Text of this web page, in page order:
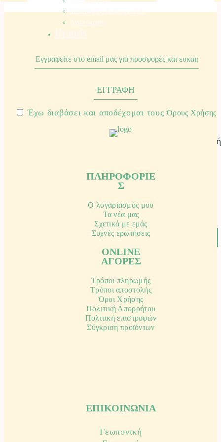
Ανταλλακτική
Έχω διαβάσει και αποδέχομαι τουςΌρους Χρήσης
ΠΛΗΡΟΦΟΡΙΕ
Σ
Ο λογαριασμός μου
Τα νέα μας
Σχετικά με εμάς
Συχνές ερωτήσεις
ONLINE
ΑΓΟΡΕΣ
Τρόποι πληρωμής
Τρόποι αποστολής
Όροι Χρήσης
Πολιτική Απορρήτου
Πολιτική επιστροφών
Σύγκριση προϊόντων
ΕΠΙΚΟΙΝΩΝΙΑ
Γεωπονική
Μπαταρίες & Φορτιστές
Αναλώσιμα
Brands